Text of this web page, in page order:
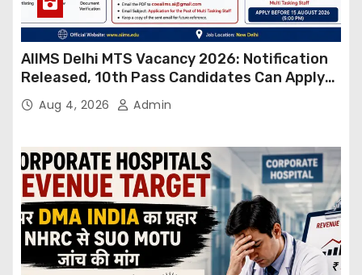
AIIMS Delhi MTS Vacancy 2026: Notification
Released, 10th Pass Candidates Can Apply
Through Email
Aug 4, 2026 Admin